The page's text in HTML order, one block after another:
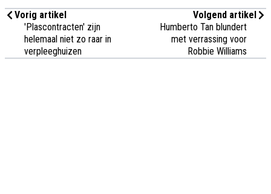
Vorig artikel
'Plascontracten' zijn
helemaal niet zo raar in
verpleeghuizen
Volgend artikel
Humberto Tan blundert
met verrassing voor
Robbie Williams